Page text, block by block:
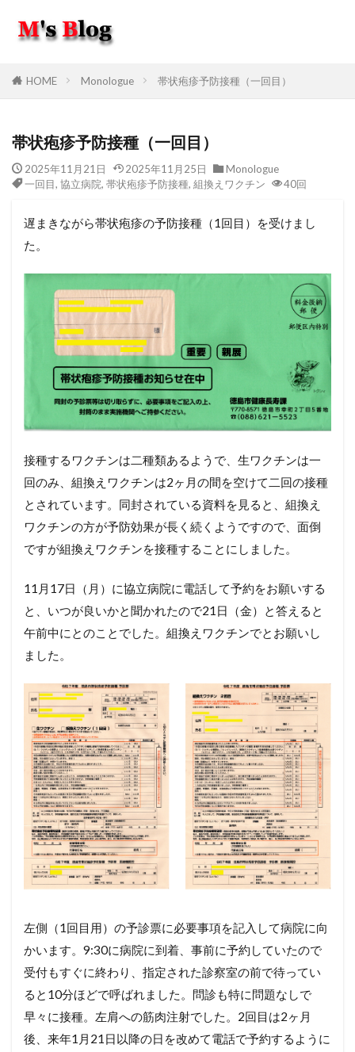
HOME Monologue 帯状疱疹予防接種（一回目）
帯状疱疹予防接種（一回目）
2025年11月21日 2025年11月25日
Monologue
一回目, 協立病院, 帯状疱疹予防接種, 組換えワクチン 40回
遅まきながら帯状疱疹の予防接種（1回目）を受けまし
た。
接種するワクチンは二種類あるようで、生ワクチンは一
回のみ、組換えワクチンは2ヶ月の間を空けて二回の接種
とされています。同封されている資料を見ると、組換え
ワクチンの方が予防効果が長く続くようですので、面倒
ですが組換えワクチンを接種することにしました。
11月17日（月）に協立病院に電話して予約をお願いする
と、いつが良いかと聞かれたので21日（金）と答えると
午前中にとのことでした。組換えワクチンでとお願いし
ました。
左側（1回目用）の予診票に必要事項を記入して病院に向
かいます。9:30に病院に到着、事前に予約していたので
受付もすぐに終わり、指定された診察室の前で待ってい
ると10分ほどで呼ばれました。問診も特に問題なしで
早々に接種。左肩への筋肉注射でした。2回目は2ヶ月
後、来年1月21日以降の日を改めて電話で予約するように